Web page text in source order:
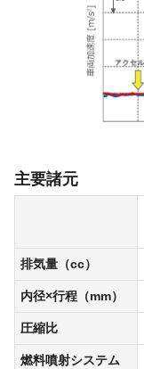
主要諸元
排気量 （cc）
内径×行程 （mm）
圧縮比
燃料噴射システム